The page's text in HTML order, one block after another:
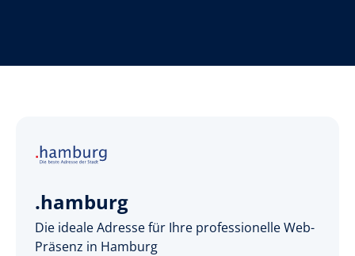
.hamburg
Die ideale Adresse für Ihre professionelle Web-
Präsenz in Hamburg